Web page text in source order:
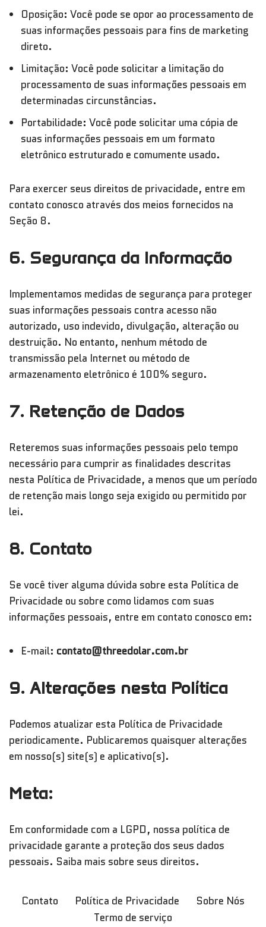
Oposição: Você pode se opor ao processamento de
suas informações pessoais para fins de marketing
direto.
Limitação: Você pode solicitar a limitação do
processamento de suas informações pessoais em
determinadas circunstâncias.
Portabilidade: Você pode solicitar uma cópia de
suas informações pessoais em um formato
eletrônico estruturado e comumente usado.
Para exercer seus direitos de privacidade, entre em
contato conosco através dos meios fornecidos na
Seção 8.
6. Segurança da Informação
Implementamos medidas de segurança para proteger
suas informações pessoais contra acesso não
autorizado, uso indevido, divulgação, alteração ou
destruição. No entanto, nenhum método de
transmissão pela Internet ou método de
armazenamento eletrônico é 100% seguro.
7. Retenção de Dados
Reteremos suas informações pessoais pelo tempo
necessário para cumprir as finalidades descritas
nesta Política de Privacidade, a menos que um período
de retenção mais longo seja exigido ou permitido por
lei.
8. Contato
Se você tiver alguma dúvida sobre esta Política de
Privacidade ou sobre como lidamos com suas
informações pessoais, entre em contato conosco em:
E-mail: contato@threedolar.com.br
9. Alterações nesta Política
Podemos atualizar esta Política de Privacidade
periodicamente. Publicaremos quaisquer alterações
em nosso(s) site(s) e aplicativo(s).
Meta:
Em conformidade com a LGPD, nossa política de
privacidade garante a proteção dos seus dados
pessoais. Saiba mais sobre seus direitos.
Contato Política de Privacidade
Sobre Nós
Termo de serviço